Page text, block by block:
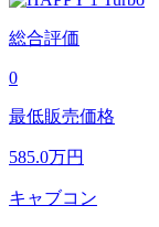
総合評価
0
最低販売価格
585.0万円
キャブコン